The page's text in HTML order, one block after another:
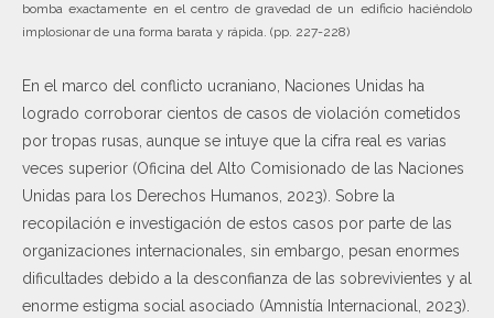
bomba exactamente en el centro de gravedad de un edificio haciéndolo
implosionar de una forma barata y rápida. (pp. 227-228)
En el marco del conflicto ucraniano, Naciones Unidas ha
logrado corroborar cientos de casos de violación cometidos
por tropas rusas, aunque se intuye que la cifra real es varias
veces superior (Oficina del Alto Comisionado de las Naciones
Unidas para los Derechos Humanos, 2023). Sobre la
recopilación e investigación de estos casos por parte de las
organizaciones internacionales, sin embargo, pesan enormes
dificultades debido a la desconfianza de las sobrevivientes y al
enorme estigma social asociado (Amnistía Internacional, 2023).